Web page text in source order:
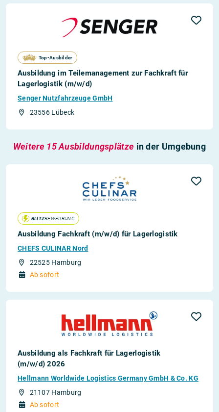
Top-Ausbilder
Ausbildung im Teilemanagement zur Fachkraft für
Lagerlogistik (m/w/d)
Senger Nutzfahrzeuge GmbH
23556 Lübeck
Weitere 15 Ausbildungsplätze in der Umgebung
BLITZBEWERBUNG
Ausbildung Fachkraft (m/w/d) für Lagerlogistik
CHEFS CULINAR Nord
22525 Hamburg
Ab sofort
Ausbildung als Fachkraft für Lagerlogistik
(m/w/d) 2026
Hellmann Worldwide Logistics Germany GmbH & Co. KG
21107 Hamburg
Ab sofort